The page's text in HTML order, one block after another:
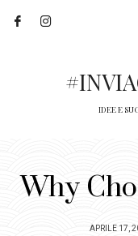
IDEE E
Why
POSTED
APRILE 17,